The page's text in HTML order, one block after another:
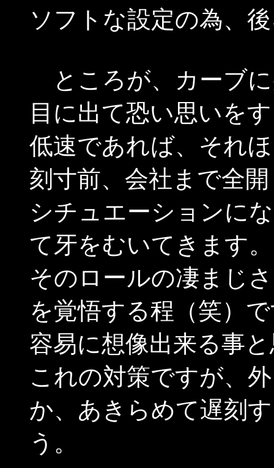
ソフトな設定の為、
ところが、カーブ
目に出て恐い思いを
低速であれば、それ
刻寸前、会社まで全
シチュエーションに
て牙をむいてきます。
そのロールの凄まじ
を覚悟する程（笑）
容易に想像出来る事
これの対策ですが、
か、あきらめて遅刻
う。